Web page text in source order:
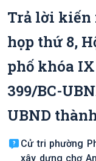
Trả lời kiến
họp thứ 8,
phố khóa
399/BC-
UBND
Cử tri phường
xây dựng chợ